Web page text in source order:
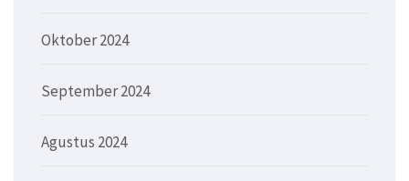
Oktober 2024
September 2024
Agustus 2024